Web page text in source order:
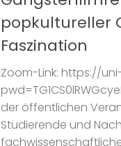
popkultureller
Faszination
Zoom-Link: https://
der öffentlichen
Studierende und